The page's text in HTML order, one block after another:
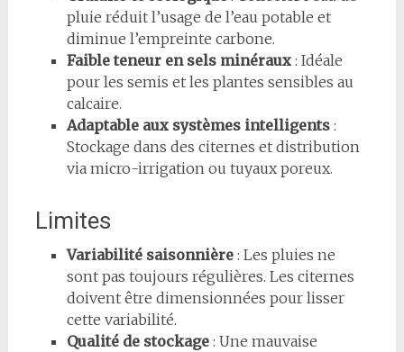
pluie réduit l’usage de l’eau potable et
diminue l’empreinte carbone.
Faible teneur en sels minéraux: Idéale
pour les semis et les plantes sensibles au
calcaire.
Adaptable aux systèmes intelligents:
Stockage dans des citernes et distribution
via micro-irrigation ou tuyaux poreux.
Limites
Variabilité saisonnière: Les pluies ne
sont pas toujours régulières. Les citernes
doivent être dimensionnées pour lisser
cette variabilité.
Qualité de stockage: Une mauvaise